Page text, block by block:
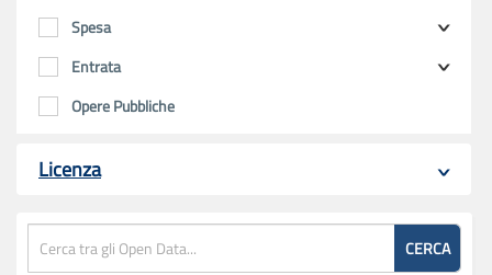
Spesa
Entrata
Opere Pubbliche
Licenza
CERCA